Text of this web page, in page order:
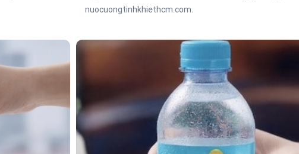
nuocuongtinhkhiethcm.com.